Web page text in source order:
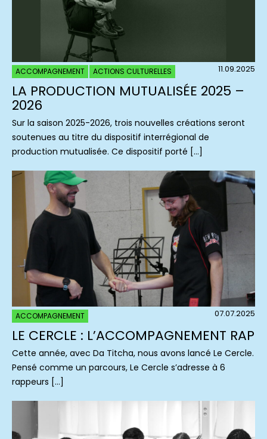
ACCOMPAGNEMENT ACTIONS CULTURELLES 11.09.2025
LA PRODUCTION MUTUALISÉE 2025 –
2026
Sur la saison 2025-2026, trois nouvelles créations seront
soutenues au titre du dispositif interrégional de
production mutualisée. Ce dispositif porté […]
ACCOMPAGNEMENT 07.07.2025
LE CERCLE : L’ACCOMPAGNEMENT RAP
Cette année, avec Da Titcha, nous avons lancé Le Cercle.
Pensé comme un parcours, Le Cercle s’adresse à 6
rappeurs […]